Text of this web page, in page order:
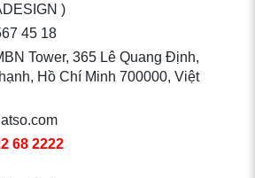
)
45 18
Tower, 365 Lê Quang Định,
Hồ Chí Minh 700000, Việt
68 2222